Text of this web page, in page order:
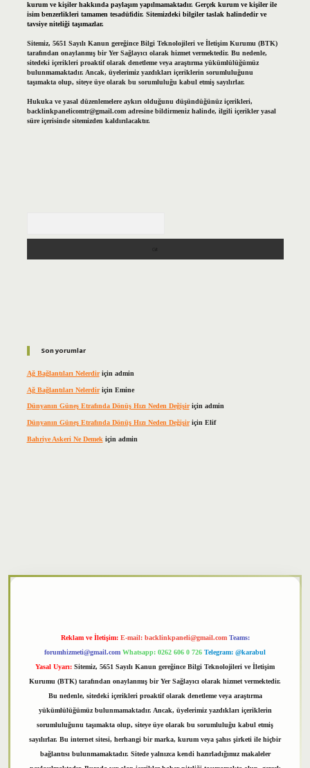
kurum ve kişiler hakkında paylaşım yapılmamaktadır. Gerçek kurum ve kişiler ile
isim benzerlikleri tamamen tesadüfidir. Sitemizdeki bilgiler taslak halindedir ve
tavsiye niteliği taşımazlar.
Sitemiz, 5651 Sayılı Kanun gereğince Bilgi Teknolojileri ve İletişim Kurumu (BTK)
tarafından onaylanmış bir Yer Sağlayıcı olarak hizmet vermektedir. Bu nedenle,
sitedeki içerikleri proaktif olarak denetleme veya araştırma yükümlülüğümüz
bulunmamaktadır. Ancak, üyelerimiz yazdıkları içeriklerin sorumluluğunu
taşımakta olup, siteye üye olarak bu sorumluluğu kabul etmiş sayılırlar.
Hukuka ve yasal düzenlemelere aykırı olduğunu düşündüğünüz içerikleri,
backlinkpanelicomtr@gmail.comadresine bildirmeniz halinde, ilgili içerikler yasal
süre içerisinde sitemizden kaldırılacaktır.
Son yorumlar
Ağ Bağlantıları Nelerdiriçin admin
Ağ Bağlantıları Nelerdiriçin Emine
Dünyanın Güneş Etrafında Dönüş Hızı Neden Değişiriçin admin
Dünyanın Güneş Etrafında Dönüş Hızı Neden Değişiriçin Elif
Bahriye Askeri Ne Demek için admin
Reklam ve İletişim: E-mail: backlinkpaneli@gmail.com Teams:
forumhizmeti@gmail.com Whatsapp: 0262 606 0 726 Telegram: @karabul
Yasal Uyarı: Sitemiz, 5651 Sayılı Kanun gereğince Bilgi Teknolojileri ve İletişim
Kurumu (BTK) tarafından onaylanmış bir Yer Sağlayıcı olarak hizmet vermektedir.
Bu nedenle, sitedeki içerikleri proaktif olarak denetleme veya araştırma
yükümlülüğümüz bulunmamaktadır. Ancak, üyelerimiz yazdıkları içeriklerin
sorumluluğunu taşımakta olup, siteye üye olarak bu sorumluluğu kabul etmiş
sayılırlar. Bu internet sitesi, herhangi bir marka, kurum veya şahıs şirketi ile hiçbir
bağlantısı bulunmamaktadır. Sitede yalnızca kendi hazırladığımız makaleler